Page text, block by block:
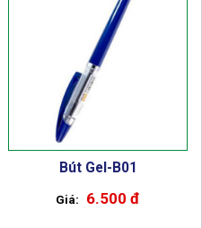
Bút Gel-B01
6.500 đ